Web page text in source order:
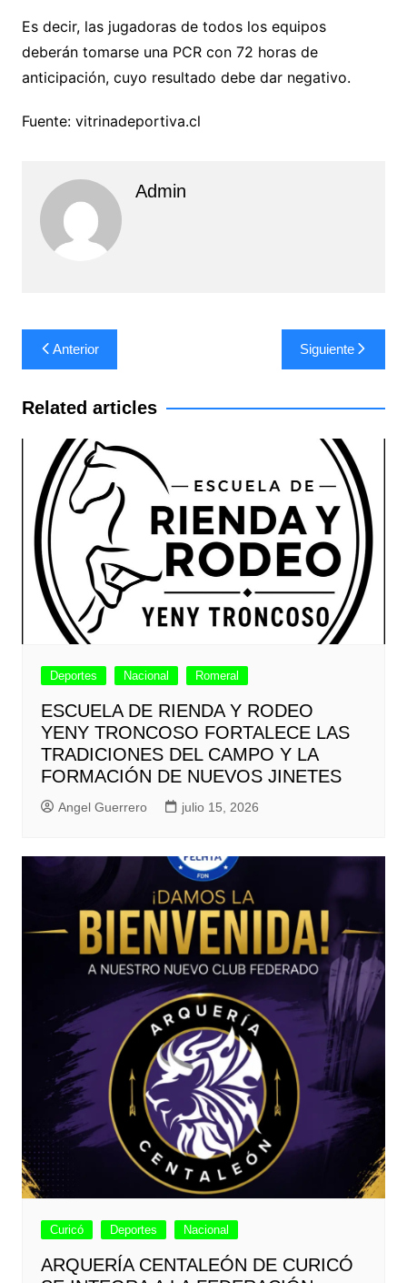
Es decir, las jugadoras de todos los equipos
deberán tomarse una PCR con 72 horas de
anticipación, cuyo resultado debe dar negativo.
Fuente: vitrinadeportiva.cl
Admin
Navegación
de
entradas
Anterior Siguiente
Related articles
Deportes Nacional Romeral
ESCUELA DE RIENDA Y RODEO
YENY TRONCOSO FORTALECE LAS
TRADICIONES DEL CAMPO Y LA
FORMACIÓN DE NUEVOS JINETES
Angel Guerrero julio 15, 2026
Curicó Deportes Nacional
ARQUERÍA CENTALEÓN DE CURICÓ